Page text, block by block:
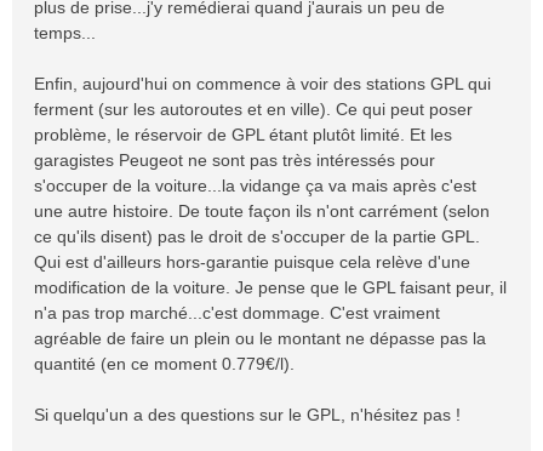
plus de prise...j'y remédierai quand j'aurais un peu de
temps...
Enfin, aujourd'hui on commence à voir des stations GPL qui
ferment (sur les autoroutes et en ville). Ce qui peut poser
problème, le réservoir de GPL étant plutôt limité. Et les
garagistes Peugeot ne sont pas très intéressés pour
s'occuper de la voiture...la vidange ça va mais après c'est
une autre histoire. De toute façon ils n'ont carrément (selon
ce qu'ils disent) pas le droit de s'occuper de la partie GPL.
Qui est d'ailleurs hors-garantie puisque cela relève d'une
modification de la voiture. Je pense que le GPL faisant peur, il
n'a pas trop marché...c'est dommage. C'est vraiment
agréable de faire un plein ou le montant ne dépasse pas la
quantité (en ce moment 0.779€/l).
Si quelqu'un a des questions sur le GPL, n'hésitez pas !